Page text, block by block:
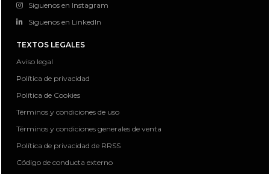
Siguenos en Instagram
Siguenos en LinkedIn
TEXTOS LEGALES
Aviso legal
Política de privacidad
Política de Cookies
Términos y condiciones de uso
Términos y condiciones generales de venta
Política de privacidad de RRSS
Código de conducta externo